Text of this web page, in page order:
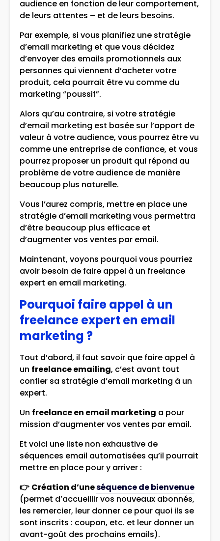
audience en fonction de leur comportement,
de leurs attentes – et de leurs besoins.
Par exemple, si vous planifiez une stratégie
d’email marketing et que vous décidez
d’envoyer des emails promotionnels aux
personnes qui viennent d’acheter votre
produit, cela pourrait être vu comme du
marketing “poussif”.
Alors qu’au contraire, si votre stratégie
d’email marketing est basée sur l’apport de
valeur à votre audience, vous pourrez être vu
comme une entreprise de confiance, et vous
pourrez proposer un produit qui répond au
problème de votre audience de manière
beaucoup plus naturelle.
Vous l’aurez compris, mettre en place une
stratégie d’email marketing vous permettra
d’être beaucoup plus efficace et
d’augmenter vos ventes par email.
Maintenant, voyons pourquoi vous pourriez
avoir besoin de faire appel à un freelance
expert en email marketing.
Pourquoi faire appel à un
freelance expert en email
marketing ?
Tout d’abord, il faut savoir que faire appel à
un freelance emailing, c’est avant tout
confier sa stratégie d’email marketing à un
expert.
Un freelance en email marketing a pour
mission d’augmenter vos ventes par email.
Et voici une liste non exhaustive de
séquences email automatisées qu’il pourrait
mettre en place pour y arriver :
👉 Création d’uneséquence de bienvenue
(permet d’accueillir vos nouveaux abonnés,
les remercier, leur donner ce pour quoi ils se
sont inscrits : coupon, etc. et leur donner un
avant-goût des prochains emails).